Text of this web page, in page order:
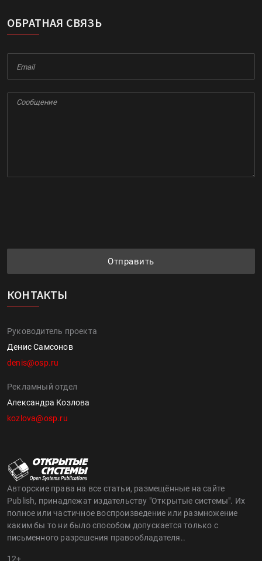
ОБРАТНАЯ СВЯЗЬ
Отправить
КОНТАКТЫ
Руководитель проекта
Денис Самсонов
denis@osp.ru
Рекламный отдел
Александра Козлова
kozlova@osp.ru
Авторские права на все статьи, размещённые на сайте
Publish, принадлежат издательству "Открытые системы". Их
полное или частичное воспроизведение или размножение
каким бы то ни было способом допускается только с
письменного разрешения правообладателя..
12+